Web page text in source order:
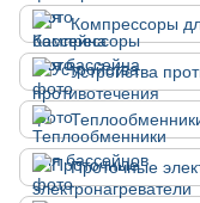
Компрессоры
Устройства
Проточные